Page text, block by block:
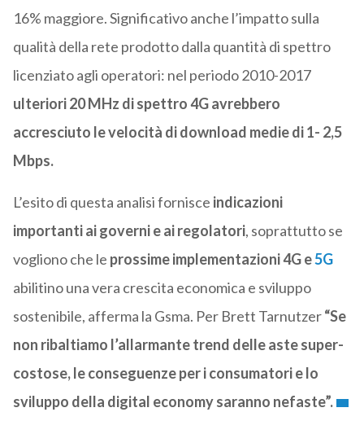
16% maggiore. Significativo anche l’impatto sulla
qualità della rete prodotto dalla quantità di spettro
licenziato agli operatori: nel periodo 2010-2017
ulteriori 20 MHz di spettro 4G avrebbero
accresciuto le velocità di download medie di 1- 2,5
Mbps.
L’esito di questa analisi fornisce indicazioni
importanti ai governi e ai regolatori, soprattutto se
vogliono che le prossime implementazioni 4G e5G
abilitino una vera crescita economica e sviluppo
sostenibile, afferma la Gsma. Per Brett Tarnutzer“Se
non ribaltiamo l’allarmante trend delle aste super-
costose, le conseguenze per i consumatori e lo
sviluppo della digital economy saranno nefaste”.